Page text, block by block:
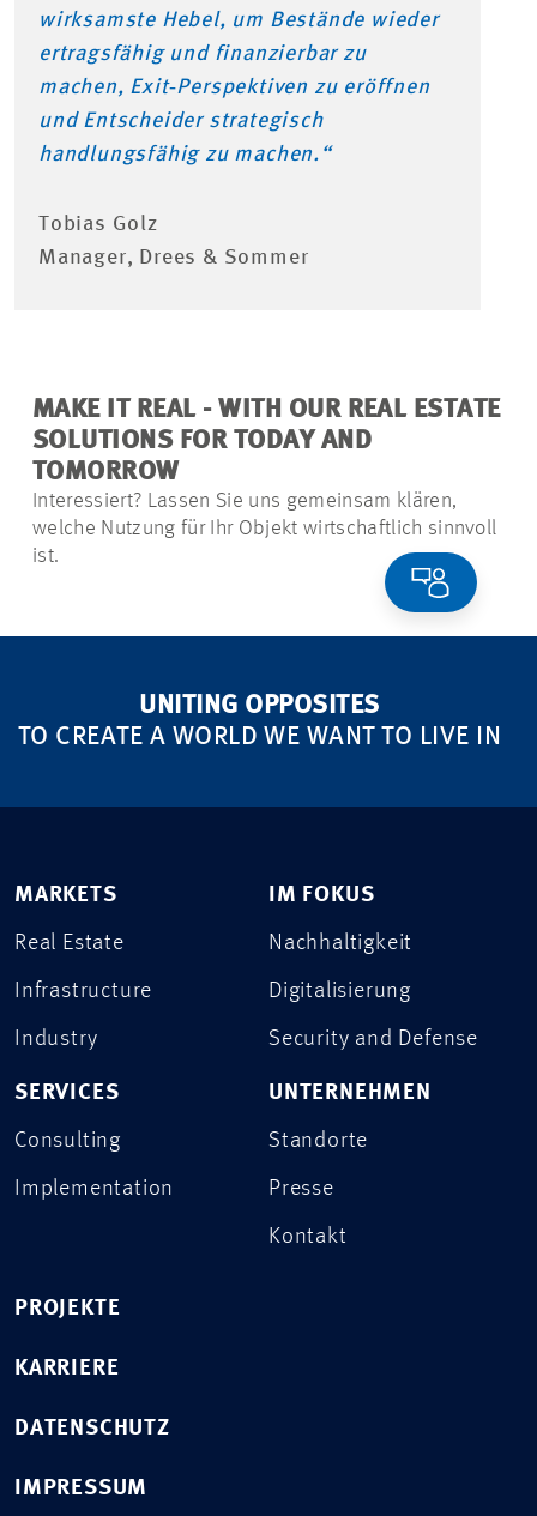
wirksamste Hebel, um Bestände wieder
ertragsfähig und finanzierbar zu
machen, Exit‑Perspektiven zu eröffnen
und Entscheider strategisch
handlungsfähig zu machen.“
Tobias Golz
Manager, Drees & Sommer
MAKE IT REAL - WITH OUR REAL ESTATE
SOLUTIONS FOR TODAY AND
TOMORROW
Interessiert? Lassen Sie uns gemeinsam klären,
welche Nutzung für Ihr Objekt wirtschaftlich sinnvoll
ist.
UNITING OPPOSITES
TO CREATE A WORLD WE WANT TO LIVE IN
MARKETS
Real Estate
Infrastructure
Industry
SERVICES
Consulting
Implementation
IM FOKUS
Nachhaltigkeit
Digitalisierung
Security and Defense
UNTERNEHMEN
Standorte
Presse
Kontakt
PROJEKTE
KARRIERE
DATENSCHUTZ
IMPRESSUM